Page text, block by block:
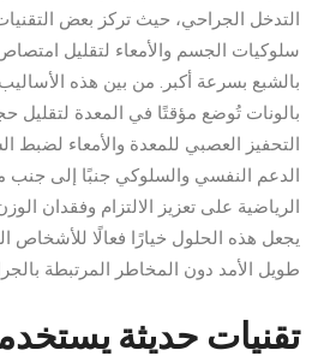
التدخل الجراحي، حيث تركز بعض
سلوكيات الجسم والأمعاء لتقليل
بالشبع بسرعة أكبر. من بين هذه
بالونات تُوضع مؤقتًا في المعدة لتقليل
التحفيز العصبي للمعدة والأمعاء لضبط
الدعم النفسي والسلوكي جنبًا إلى جنب مع
الرياضية على تعزيز الالتزام وفقدان
يجعل هذه الحلول خيارًا فعالًا للأشخاص
طويل الأمد دون المخاطر المرتبطة
تقنيات حديثة